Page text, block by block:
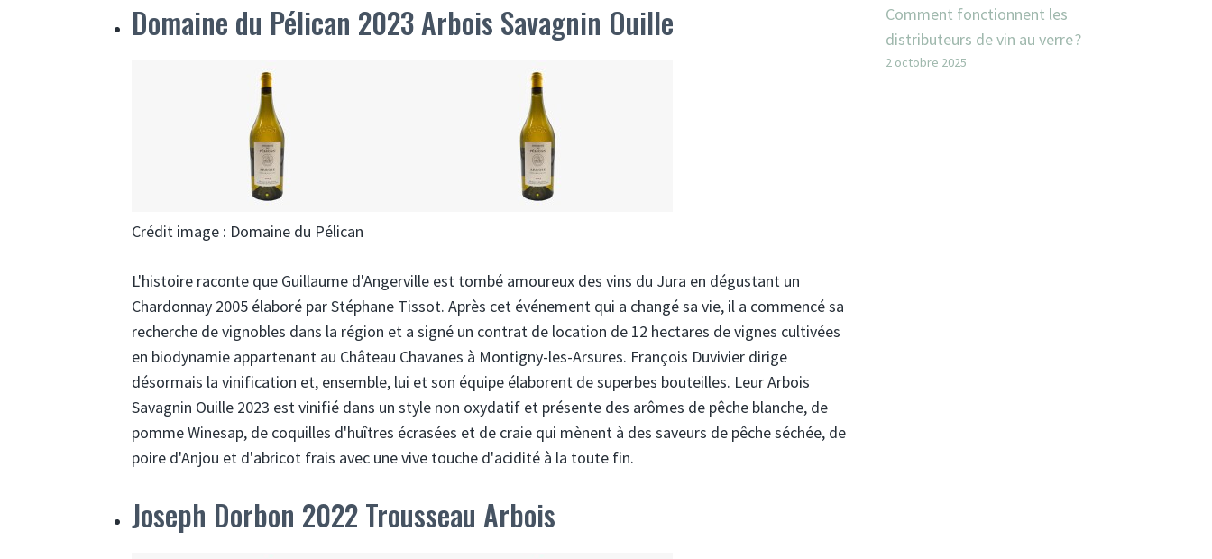
Domaine du Pélican 2023 Arbois Savagnin Ouille
Crédit image : Domaine du Pélican
L'histoire raconte que Guillaume d'Angerville est tombé amoureux des vins du Jura en dégustant un
Chardonnay 2005 élaboré par Stéphane Tissot. Après cet événement qui a changé sa vie, il a commencé sa
recherche de vignobles dans la région et a signé un contrat de location de 12 hectares de vignes cultivées
en biodynamie appartenant au Château Chavanes à Montigny-les-Arsures. François Duvivier dirige
désormais la vinification et, ensemble, lui et son équipe élaborent de superbes bouteilles. Leur Arbois
Savagnin Ouille 2023 est vinifié dans un style non oxydatif et présente des arômes de pêche blanche, de
pomme Winesap, de coquilles d'huîtres écrasées et de craie qui mènent à des saveurs de pêche séchée, de
poire d'Anjou et d'abricot frais avec une vive touche d'acidité à la toute fin.
Joseph Dorbon 2022 Trousseau Arbois
Comment fonctionnent les
distributeurs de vin au verre ?
2 octobre 2025